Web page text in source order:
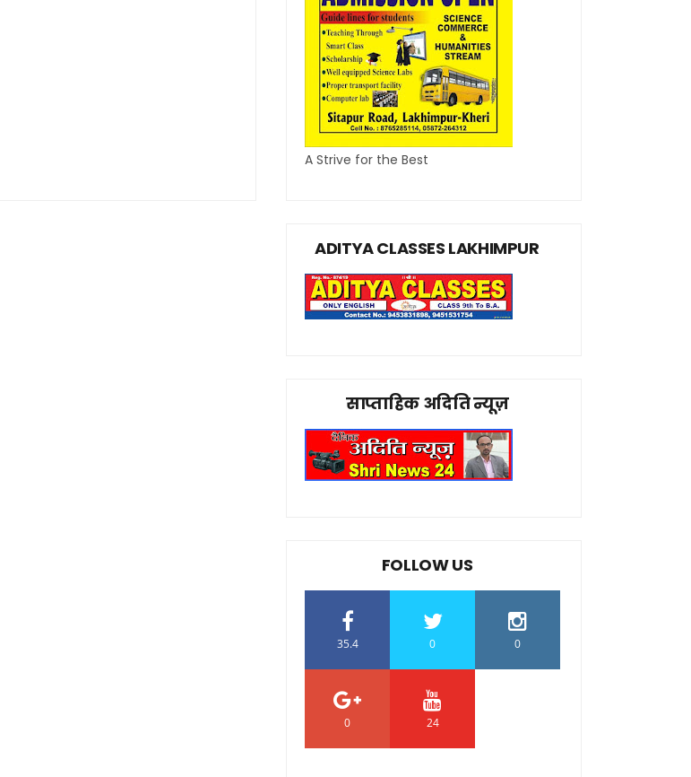
A Strive for the Best
ADITYA CLASSES LAKHIMPUR
साप्ताहिक अदिति न्यूज़
FOLLOW US
35.4 0 0
0 24